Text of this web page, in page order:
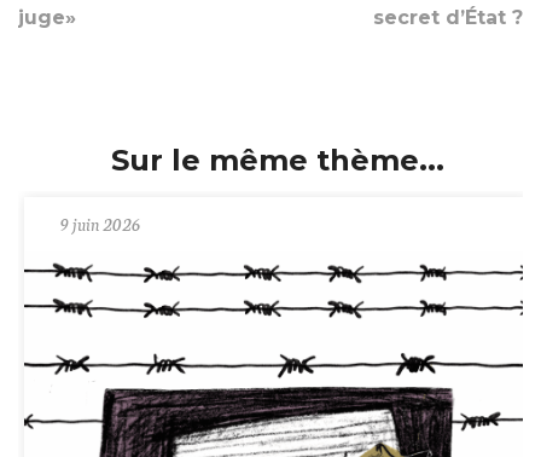
juge»
secret d’État ?
Sur le même thème...
9 juin 2026